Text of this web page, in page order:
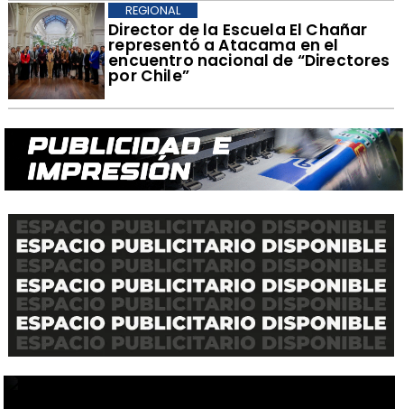
​Director de la Escuela El Chañar
representó a Atacama en el
encuentro nacional de “Directores
por Chile”
REGIONAL